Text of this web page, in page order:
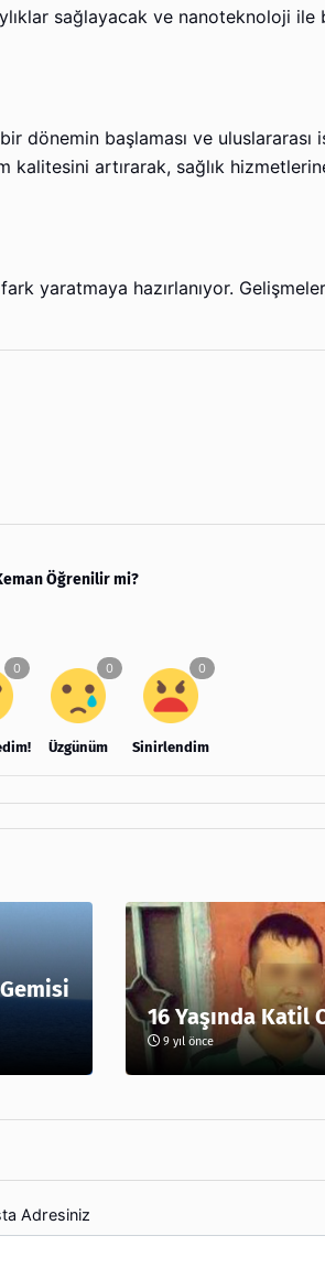
sağlayacak ve nanoteknoloji ile
dönemin başlaması ve uluslararası
kalitesini artırarak, sağlık
yaratmaya hazırlanıyor.
Öğrenilir mi?
Üzgünüm Sinirlendim
16 Yaşında Katil
9 yıl önce
Adresiniz